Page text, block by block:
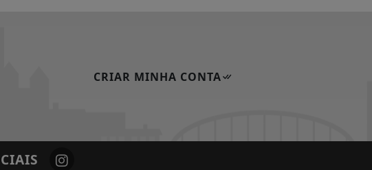
CRIAR MINHA CONTA